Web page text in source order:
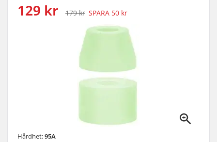
129 kr 179 kr SPARA 50 kr
Hårdhet:95A